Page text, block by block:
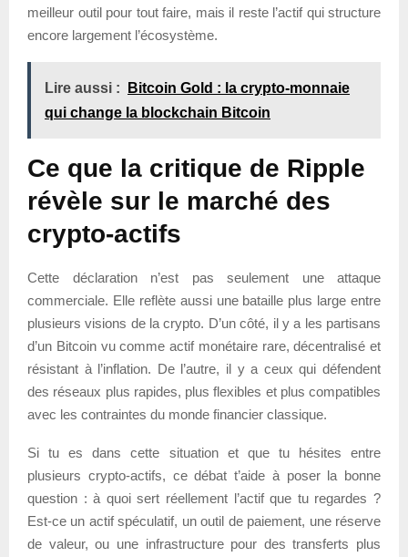
meilleur outil pour tout faire, mais il reste l’actif qui structure
encore largement l’écosystème.
Lire aussi :
Bitcoin Gold : la crypto-monnaie
qui change la blockchain Bitcoin
Ce que la critique de Ripple
révèle sur le marché des
crypto-actifs
Cette déclaration n’est pas seulement une attaque
commerciale. Elle reflète aussi une bataille plus large entre
plusieurs visions de la crypto. D’un côté, il y a les partisans
d’un Bitcoin vu comme actif monétaire rare, décentralisé et
résistant à l’inflation. De l’autre, il y a ceux qui défendent
des réseaux plus rapides, plus flexibles et plus compatibles
avec les contraintes du monde financier classique.
Si tu es dans cette situation et que tu hésites entre
plusieurs crypto-actifs, ce débat t’aide à poser la bonne
question : à quoi sert réellement l’actif que tu regardes ?
Est-ce un actif spéculatif, un outil de paiement, une réserve
de valeur, ou une infrastructure pour des transferts plus